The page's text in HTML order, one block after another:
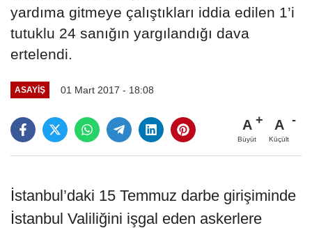
yardıma gitmeye çalıştıkları iddia edilen 1’i
tutuklu 24 sanığın yargılandığı dava
ertelendi.
ASAYIŞ 01 Mart 2017 - 18:08
A
Büyüt
A
Küçült
İstanbul’daki 15 Temmuz darbe girişiminde
İstanbul Valiliğini işgal eden askerlere